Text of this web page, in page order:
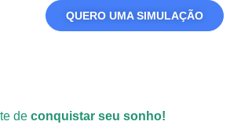
QUERO UMA SIMULAÇÃO
de conquistar seu sonho!